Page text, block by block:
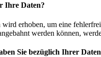
Ihre Daten?
erhoben, um eine
werden können,
Sie bezüglich Ihrer